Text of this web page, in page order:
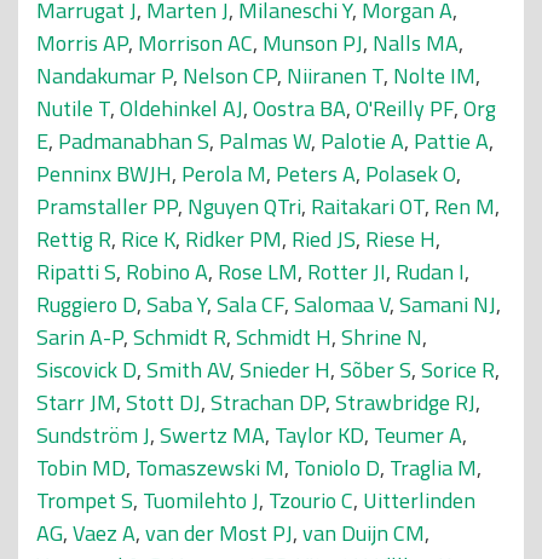
Marrugat J, Marten J, Milaneschi Y, Morgan A,
Morris AP, Morrison AC, Munson PJ, Nalls MA,
Nandakumar P, Nelson CP, Niiranen T, Nolte IM,
Nutile T,Oldehinkel AJ,Oostra BA,O'Reilly PF,Org
E, Padmanabhan S, Palmas W, Palotie A, Pattie A,
Penninx BWJH, Perola M, Peters A, Polasek O,
Pramstaller PP, Nguyen QTri, Raitakari OT, Ren M,
Rettig R, Rice K, Ridker PM, Ried JS, Riese H,
Ripatti S, Robino A, Rose LM, Rotter JI, Rudan I,
Ruggiero D,Saba Y,Sala CF,Salomaa V,Samani NJ,
Sarin A-P,Schmidt R,Schmidt H,Shrine N,
Siscovick D,Smith AV,Snieder H,Sõber S,Sorice R,
Starr JM,Stott DJ,Strachan DP,Strawbridge RJ,
Sundström J,Swertz MA, Taylor KD, Teumer A,
Tobin MD, Tomaszewski M, Toniolo D, Traglia M,
Trompet S, Tuomilehto J, Tzourio C, Uitterlinden
AG,Vaez A,van der Most PJ,van Duijn CM,